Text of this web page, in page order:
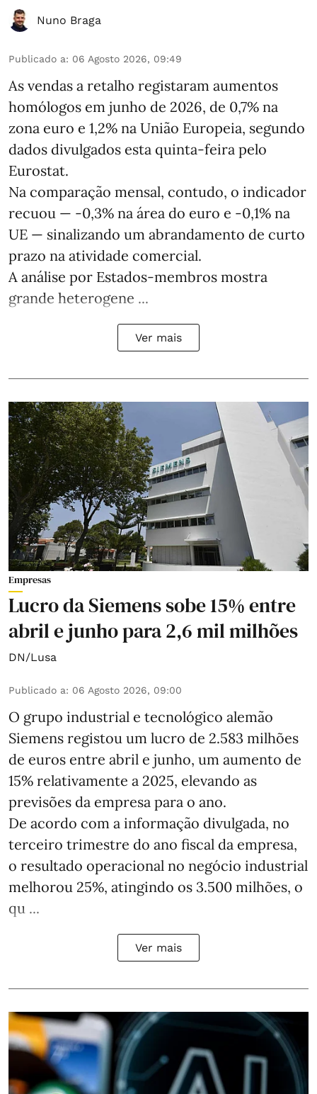
Nuno Braga
Publicado a: 06 Agosto 2026, 09:49
As vendas a retalho registaram aumentos
homólogos em junho de 2026, de 0,7% na
zona euro e 1,2% na União Europeia, segundo
dados divulgados esta quinta-feira pelo
Eurostat.
Na comparação mensal, contudo, o indicador
recuou — -0,3% na área do euro e -0,1% na
UE — sinalizando um abrandamento de curto
prazo na atividade comercial.
A análise por Estados‑membros mostra
grande heterogene ...
Ver mais
Empresas
Lucro da Siemens sobe 15% entre
abril e junho para 2,6 mil milhões
DN/Lusa
Publicado a: 06 Agosto 2026, 09:00
O grupo industrial e tecnológico alemão
Siemens registou um lucro de 2.583 milhões
de euros entre abril e junho, um aumento de
15% relativamente a 2025, elevando as
previsões da empresa para o ano.
De acordo com a informação divulgada, no
terceiro trimestre do ano fiscal da empresa,
o resultado operacional no negócio industrial
melhorou 25%, atingindo os 3.500 milhões, o
qu ...
Ver mais